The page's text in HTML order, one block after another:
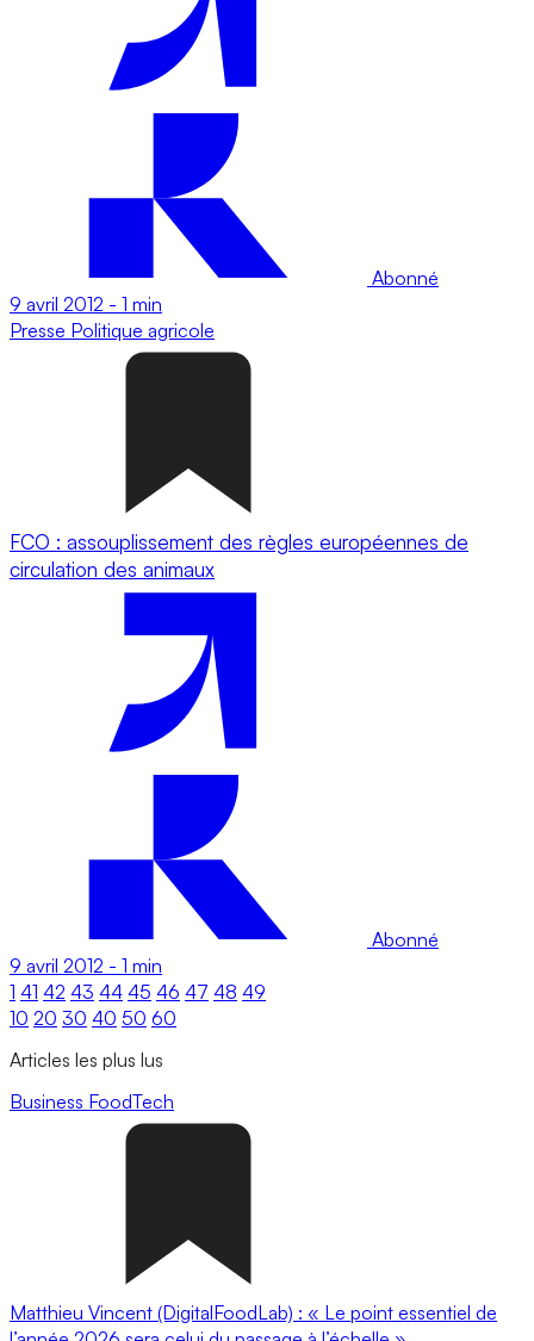
Abonné
9 avril 2012 - 1 min
Presse Politique agricole
FCO : assouplissement des règles européennes de
circulation des animaux
Abonné
9 avril 2012 - 1 min
1 41 42 43 44 45 46 47 48 49
10 20 30 40 50 60
Articles les plus lus
Business FoodTech
Matthieu Vincent (DigitalFoodLab) : « Le point essentiel de